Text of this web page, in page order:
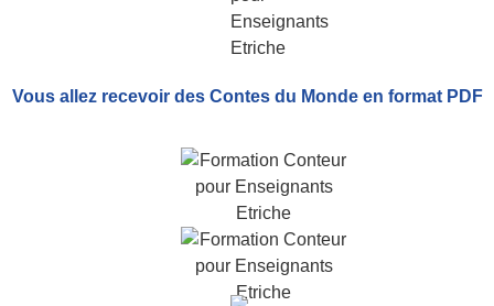
Vous allez recevoir des Contes du Monde en format PDF